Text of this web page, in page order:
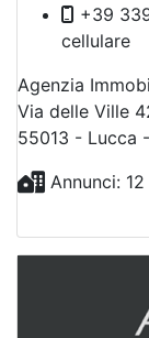
+39
cellulare
Agenzia
Via delle Ville
55013 - Lucca
Annunci: